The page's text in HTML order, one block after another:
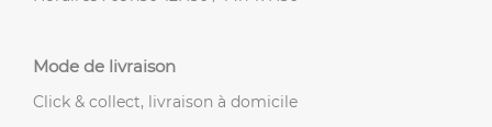
Mode de livraison
Click & collect, livraison à domicile